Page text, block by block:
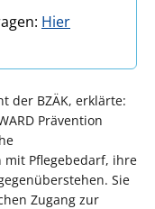
Hier
der BZÄK, erklärte:
Prävention
mit Pflegebedarf, ihre
Sie
Zugang zur